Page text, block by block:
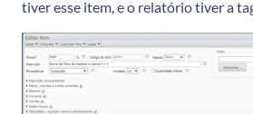
tiver esse item, e o relatório tiver a